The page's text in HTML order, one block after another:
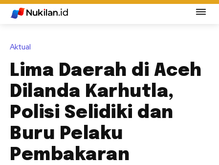
Aktual
Lima Daerah di Aceh
Dilanda Karhutla,
Polisi Selidiki dan
Buru Pelaku
Pembakaran